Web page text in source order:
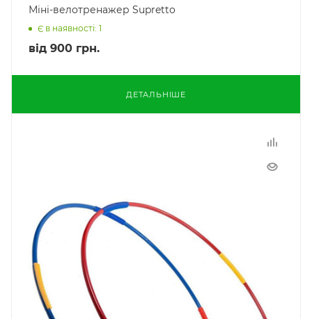
Міні-велотренажер Supretto
Є в наявності: 1
від 900 грн.
ДЕТАЛЬНІШЕ